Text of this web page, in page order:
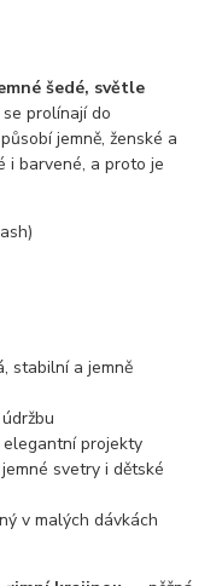
šedé, světle
se prolínají do
jemně, ženské a
i barvené, a proto je
stabilní a jemně
projekty
svetry i dětské
v malých dávkách